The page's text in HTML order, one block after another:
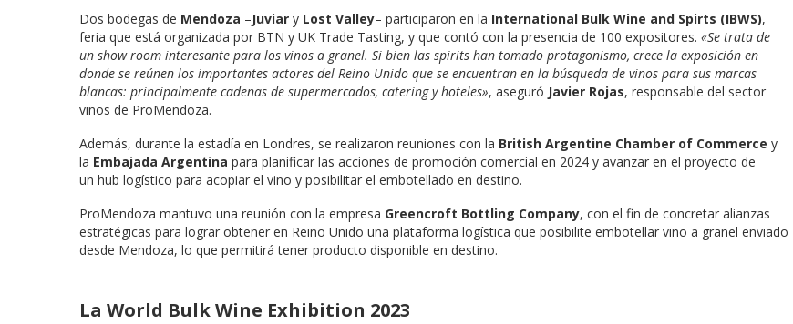
Dos bodegas de Mendoza –Juviar y Lost Valley– participaron en la International Bulk Wine and Spirts (IBWS),
feria que está organizada por BTN y UK Trade Tasting, y que contó con la presencia de 100 expositores. «Se trata de
un show room interesante para los vinos a granel. Si bien las spirits han tomado protagonismo, crece la exposición en
donde se reúnen los importantes actores del Reino Unido que se encuentran en la búsqueda de vinos para sus marcas
blancas: principalmente cadenas de supermercados, catering y hoteles», aseguró Javier Rojas, responsable del sector
vinos de ProMendoza.
Además, durante la estadía en Londres, se realizaron reuniones con la British Argentine Chamber of Commerce y
la Embajada Argentina para planificar las acciones de promoción comercial en 2024 y avanzar en el proyecto de
un hub logístico para acopiar el vino y posibilitar el embotellado en destino.
ProMendoza mantuvo una reunión con la empresa Greencroft Bottling Company, con el fin de concretar alianzas
estratégicas para lograr obtener en Reino Unido una plataforma logística que posibilite embotellar vino a granel enviado
desde Mendoza, lo que permitirá tener producto disponible en destino.
La World Bulk Wine Exhibition 2023